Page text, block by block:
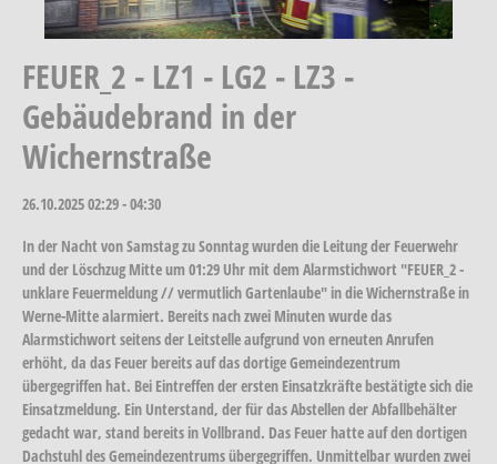
FEUER_2 - LZ1 - LG2 - LZ3 -
Gebäudebrand in der
Wichernstraße
26.10.202502:29 - 04:30
In der Nacht von Samstag zu Sonntag wurden die Leitung der Feuerwehr
und der Löschzug Mitte um 01:29 Uhr mit dem Alarmstichwort "FEUER_2 -
unklare Feuermeldung // vermutlich Gartenlaube" in die Wichernstraße in
Werne-Mitte alarmiert. Bereits nach zwei Minuten wurde das
Alarmstichwort seitens der Leitstelle aufgrund von erneuten Anrufen
erhöht, da das Feuer bereits auf das dortige Gemeindezentrum
übergegriffen hat. Bei Eintreffen der ersten Einsatzkräfte bestätigte sich die
Einsatzmeldung. Ein Unterstand, der für das Abstellen der Abfallbehälter
gedacht war, stand bereits in Vollbrand. Das Feuer hatte auf den dortigen
Dachstuhl des Gemeindezentrums übergegriffen. Unmittelbar wurden zwei